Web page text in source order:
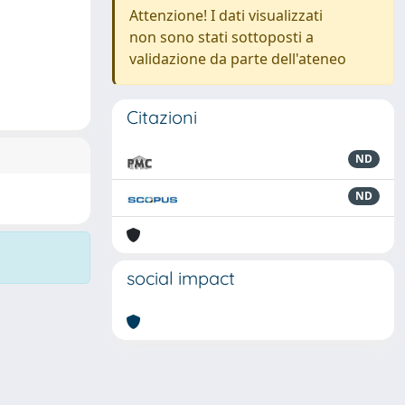
Attenzione! I dati visualizzati
non sono stati sottoposti a
validazione da parte dell'ateneo
Citazioni
ND
ND
social impact